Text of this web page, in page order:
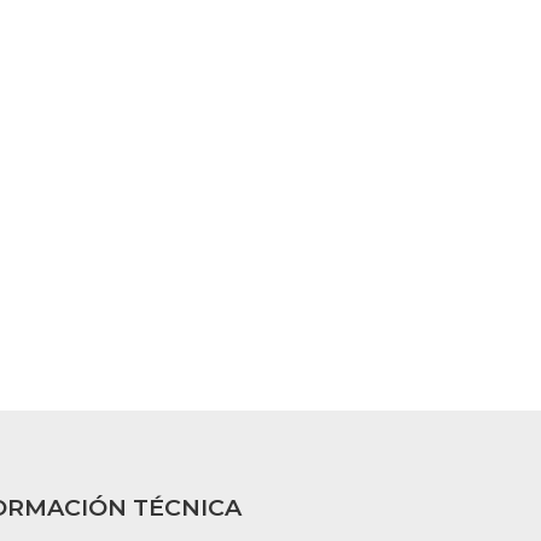
TÉCNICA